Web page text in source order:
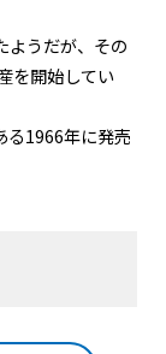
ようだが、その
を開始してい
る1966年に発売